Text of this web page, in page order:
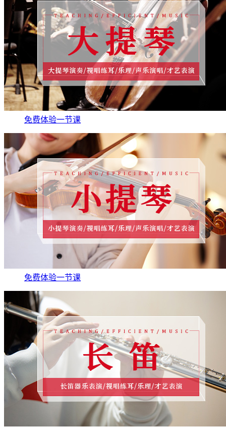
免费体验一节课
免费体验一节课